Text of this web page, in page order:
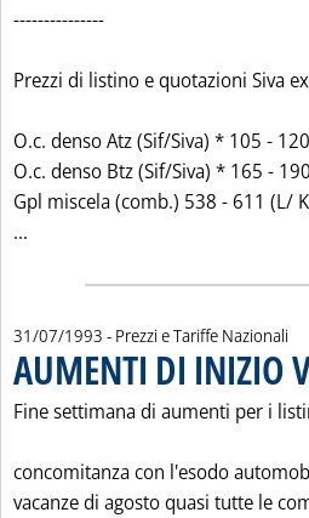
---------------
Prezzi di listino e quotazioni Siva
O.c. denso Atz (Sif/Siva) * 105 -
O.c. denso Btz (Sif/Siva) * 165 -
Gpl miscela (comb.) 538 - 611 (L/
...
31/07/1993 - Prezzi e Tariffe Nazionali
AUMENTI DI INIZIO
Fine settimana di aumenti per i
concomitanza con l'esodo
vacanze di agosto quasi tutte le